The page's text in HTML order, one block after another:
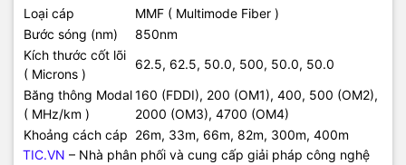
Loại cáp
MMF ( Multimode Fiber )
Bước sóng (nm)
850nm
Kích thước cốt lõi
( Microns )
62.5, 62.5, 50.0, 500, 50.0, 50.0
Băng thông Modal
( MHz/km )
160 (FDDI), 200 (OM1), 400, 500 (OM2),
2000 (OM3), 4700 (OM4)
Khoảng cách cáp 26m, 33m, 66m, 82m, 300m, 400m
TIC.VN – Nhà phân phối và cung cấp giải pháp công nghệ